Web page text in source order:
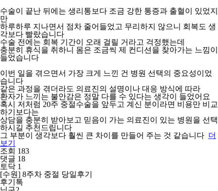
수술이 끝난 뒤에는 생리통보다 조금 강한 통증과 출혈이 있었지
만
하루하루 지나면서 점차 줄어들었고 무리하지 않으니 회복도 생
각보다 빨랐습니다
수술 전에는 회복 기간이 오래 걸릴 거라고 걱정했는데
충분히 휴식을 취하니 몸은 조금씩 제 컨디션을 찾아가는 느낌이
들었습니다
이번 일을 겪으면서 가장 크게 느낀 건 병원 선택의 중요성이었
습니다
같은 과정을 겪더라도 의료진의 설명이나 대응 방식에 따라
환자가 느끼는 불안감은 정말 다를 수 있다는 생각이 들었어요
혹시 저처럼 20주 중절수술을 앞두고 계신 분이라면 비용만 비교
하기보다는
상담을 충분히 받아보고 믿음이 가는 의료진이 있는 병원을 선택
하시길 추천드립니다
그 부분이 생각보다 훨씬 큰 차이를 만들어 주는 것 같습니다 더
보기
조회 183
댓글 18
토닥 1
[수원] 8주차 중절 당일후기
후기톡